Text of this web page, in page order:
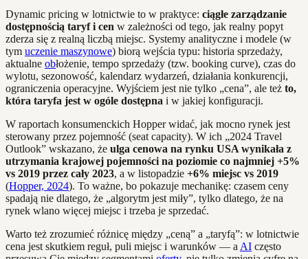
Dynamic pricing w lotnictwie to w praktyce: ciągłe zarządzanie
dostępnością taryf i cen w zależności od tego, jak realny popyt
zderza się z realną liczbą miejsc. Systemy analityczne i modele (w
tym uczenie maszynowe) biorą wejścia typu: historia sprzedaży,
aktualne obłożenie, tempo sprzedaży (tzw. booking curve), czas do
wylotu, sezonowość, kalendarz wydarzeń, działania konkurencji,
ograniczenia operacyjne. Wyjściem jest nie tylko „cena”, ale też to,
która taryfa jest w ogóle dostępna i w jakiej konfiguracji.
W raportach konsumenckich Hopper widać, jak mocno rynek jest
sterowany przez pojemność (seat capacity). W ich „2024 Travel
Outlook” wskazano, że ulga cenowa na rynku USA wynikała z
utrzymania krajowej pojemności na poziomie co najmniej +5%
vs 2019 przez cały 2023, a w listopadzie +6% miejsc vs 2019
(Hopper, 2024). To ważne, bo pokazuje mechanikę: czasem ceny
spadają nie dlatego, że „algorytm jest miły”, tylko dlatego, że na
rynek wlano więcej miejsc i trzeba je sprzedać.
Warto też zrozumieć różnicę między „ceną” a „taryfą”: w lotnictwie
cena jest skutkiem reguł, puli miejsc i warunków — a AI często